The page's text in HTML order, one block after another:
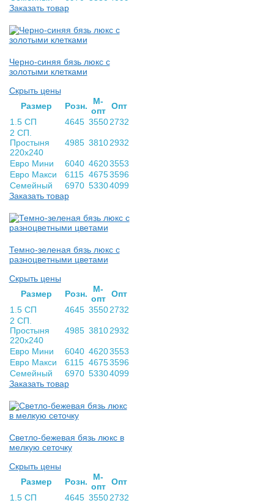
Заказать товар
Черно-синяя бязь люкс с
золотыми клетками
Скрыть цены
Раз­мер
Розн.
М-
опт Опт
1.5 СП
4645 3550 2732
2 СП.
Простыня
220х240
4985 3810 2932
Евро Мини 6040 46203553
Евро Макси
6115 46753596
Семейный
6970 53304099
Заказать товар
Темно-зеленая бязь люкс с
разноцветными цветами
Скрыть цены
Раз­мер
Розн.
М-
опт Опт
1.5 СП
4645 3550 2732
2 СП.
Простыня
220х240
4985 3810 2932
Евро Мини 6040 46203553
Евро Макси
6115 46753596
Семейный
6970 53304099
Заказать товар
Светло-бежевая бязь люкс в
мелкую сеточку
Скрыть цены
Раз­мер
Розн.
М-
опт Опт
1.5 СП
4645 3550 2732